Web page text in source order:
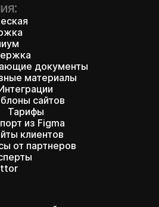
документы
материалы
сайтов
Тарифы
из Figma
клиентов
от партнеров